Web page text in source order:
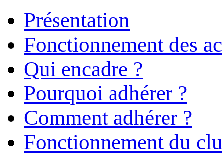
Présentation
Fonctionnement des
Qui encadre ?
Pourquoi adhérer ?
Comment adhérer ?
Fonctionnement du